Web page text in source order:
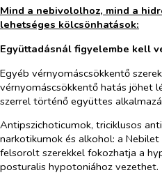
Mind a nebivololhoz, mind a
lehetséges kölcsönhatások:
Együttadásnál figyelembe kell
Egyéb vérnyomáscsökkentő
vérnyomáscsökkentő hatás jöhet
szerrel történő együttes
Antipszichoticumok, triciklusos
narkotikumok és alkohol: a
felsorolt szerekkel fokozhatja a
posturalis hypotoniához vezethet.